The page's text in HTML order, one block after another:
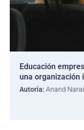
Educación
una organización
Autoría: Anand